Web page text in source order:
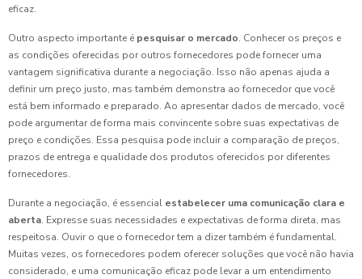
eficaz.
Outro aspecto importante é pesquisar o mercado. Conhecer os preços e
as condições oferecidas por outros fornecedores pode fornecer uma
vantagem significativa durante a negociação. Isso não apenas ajuda a
definir um preço justo, mas também demonstra ao fornecedor que você
está bem informado e preparado. Ao apresentar dados de mercado, você
pode argumentar de forma mais convincente sobre suas expectativas de
preço e condições. Essa pesquisa pode incluir a comparação de preços,
prazos de entrega e qualidade dos produtos oferecidos por diferentes
fornecedores.
Durante a negociação, é essencial estabelecer uma comunicação clara e
aberta. Expresse suas necessidades e expectativas de forma direta, mas
respeitosa. Ouvir o que o fornecedor tem a dizer também é fundamental.
Muitas vezes, os fornecedores podem oferecer soluções que você não havia
considerado, e uma comunicação eficaz pode levar a um entendimento